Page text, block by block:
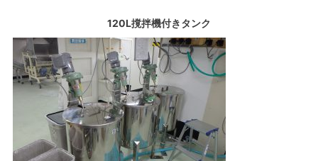
120L撹拌機付きタンク